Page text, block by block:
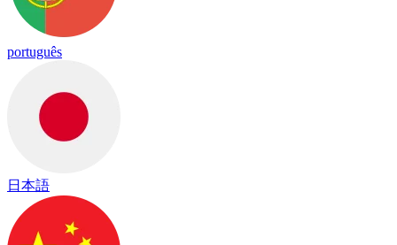
português
日本語